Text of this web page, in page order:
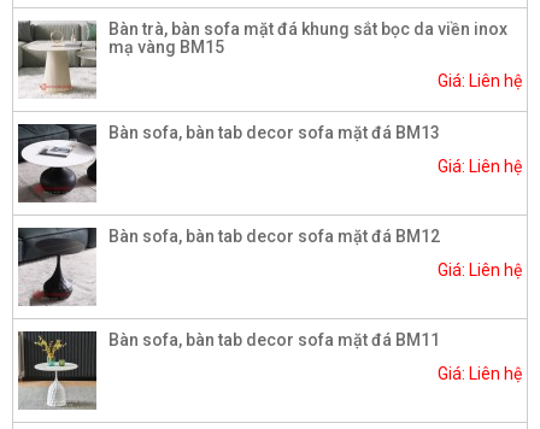
Bàn trà, bàn sofa mặt đá khung sắt bọc da viền inox
mạ vàng BM15
Giá: Liên hệ
Bàn sofa, bàn tab decor sofa mặt đá BM13
Giá: Liên hệ
Bàn sofa, bàn tab decor sofa mặt đá BM12
Giá: Liên hệ
Bàn sofa, bàn tab decor sofa mặt đá BM11
Giá: Liên hệ